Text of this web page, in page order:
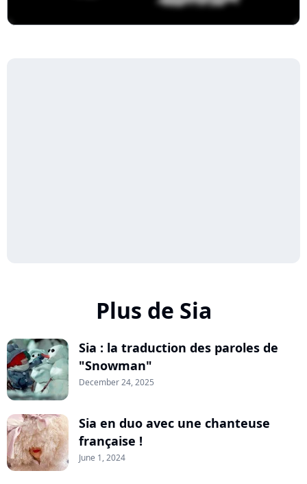
Plus de Sia
Sia : la traduction des paroles de
"Snowman"
December 24, 2025
Sia en duo avec une chanteuse
française !
June 1, 2024